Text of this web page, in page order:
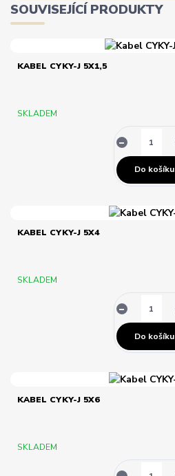
SOUVISEJÍCÍ PRODUKTY
KABEL CYKY-J 5X1,5
SKLADEM
Do košíku
KABEL CYKY-J 5X4
SKLADEM
Do košíku
KABEL CYKY-J 5X6
SKLADEM